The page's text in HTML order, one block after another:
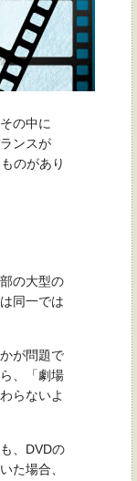
の中に
ンスが
のがあり
の大型の
同一では
が問題で
、「劇場
らないよ
、DVDの
た場合、